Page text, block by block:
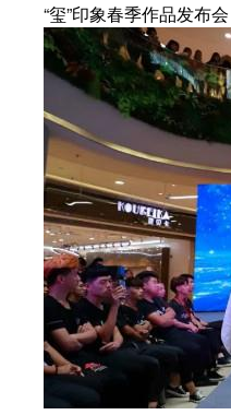
“玺”印象春季作品发布会